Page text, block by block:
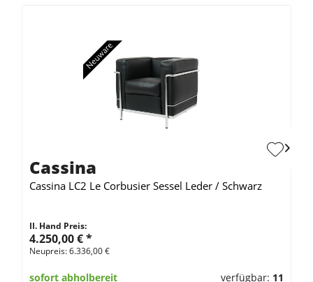
Cassina
Cassina LC2 Le Corbusier Sessel Leder / Schwarz
II. Hand Preis:
4.250,00 €*
Neupreis: 6.336,00 €
sofort abholbereit verfügbar: 11